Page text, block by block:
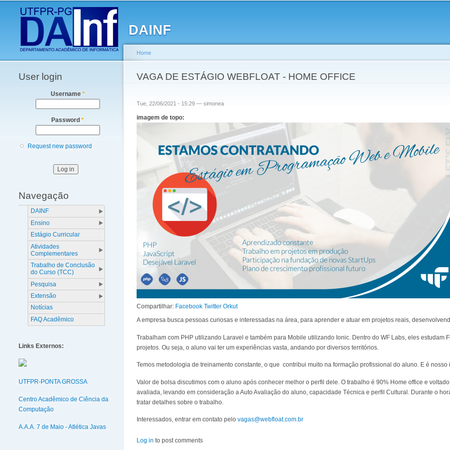
DAINF
Main menu
User login
Username *
Password *
Request new password
Navegação
DAINF
Ensino
Estágio Curricular
Atividades
Complementares
Trabalho de Conclusão
do Curso (TCC)
Pesquisa
Extensão
Notícias
FAQ Acadêmico
Links Externos:
UTFPR-PONTA GROSSA
Centro Acadêmico de Ciência da
Computação
A.A.A. 7 de Maio - Atlética Javas
You are here
Home
VAGA DE ESTÁGIO WEBFLOAT - HOME OFFICE
Tue, 22/06/2021 - 15:29 — simonea
imagem de topo:
Compartilhar: Facebook Twitter Orkut
A empresa busca pessoas curiosas e interessadas na área, para aprender e atuar em projetos reais,
Trabalham com PHP utilizando Laravel e também para Mobile utilizando Ionic. Dentro do WF Labs, eles estudam
projetos. Ou seja, o aluno vai ter um experiências vasta, andando por diversos territórios.
Temos metodologia de treinamento constante, o que contribui muito na formação profissional do aluno. E é
Valor de bolsa discutimos com o aluno após conhecer melhor o perfil dele. O trabalho é 90% Home office e
avaliada, levando em consideração a Auto Avaliação do aluno, capacidade Técnica e perfil Cultural. Durante o
tratar detalhes sobre o trabalho.
Interessados, entrar em contato pelo vagas@webfloat.com.br
Log in to post comments